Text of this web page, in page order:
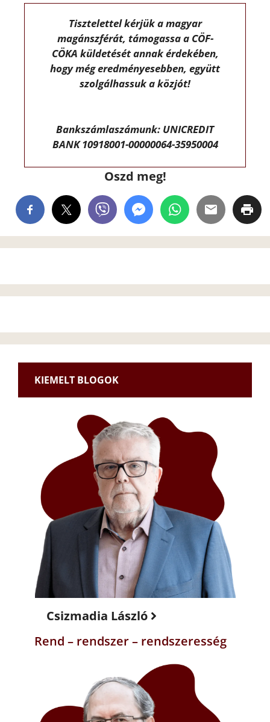
Tisztelettel kérjük a magyar
magánszférát, támogassa a CÖF-
CÖKA küldetését annak érdekében,
hogy még eredményesebben, együtt
szolgálhassuk a közjót!
Bankszámlaszámunk: UNICREDIT
BANK 10918001-00000064-35950004
Oszd meg!
KIEMELT BLOGOK
Csizmadia László
Rend – rendszer – rendszeresség